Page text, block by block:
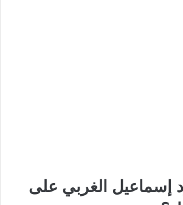
إسماعيل الغربي على